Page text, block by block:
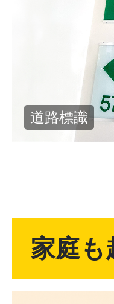
金属製品
家庭も